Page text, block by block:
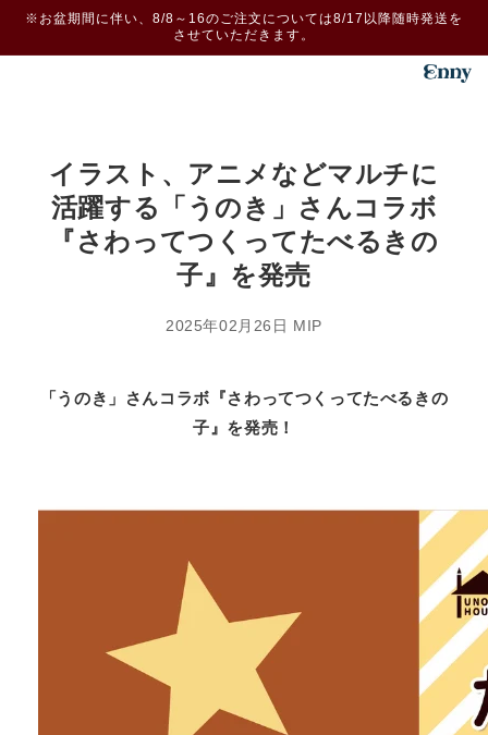
ンツに
※お盆期間に伴い、8/8～16のご注文については8/17以降随時発送を
させていただきます。
イラスト、アニメなどマルチに
活躍する「うのき」さんコラボ
『さわってつくってたべるきの
子』を発売
2025年02月26日 MIP
「うのき」さんコラボ『さわってつくってたべるきの
子』を発売！